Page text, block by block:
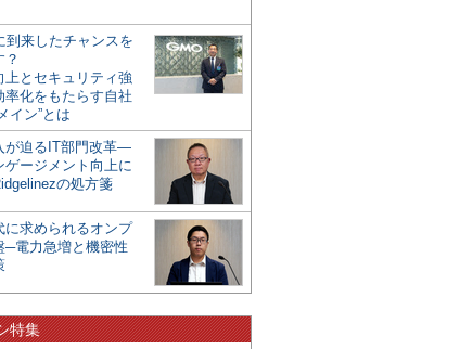
到来したチャンスを
？
上とセキュリティ強
率化をもたらす自社
イン”とは
が迫るIT部門改革―
ゲージメント向上に
の処方箋
に求められるオンプ
─電力急増と機密性
特集